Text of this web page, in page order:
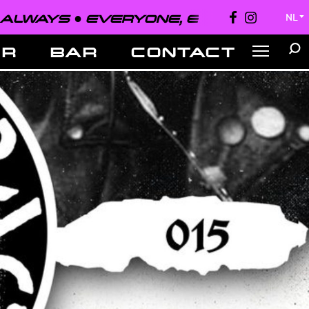
EVERYONE, EVERYWHERE, ALWAYS
NL ▼
BAR CONTACT